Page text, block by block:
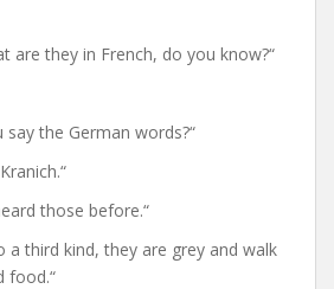
are they in French, do you know?“
say the German words?“
those before.“
a third kind, they are grey and walk
food.“